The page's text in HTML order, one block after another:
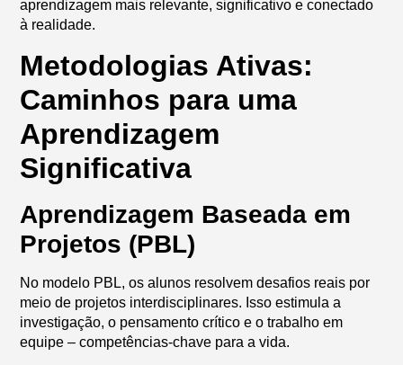
aprendizagem mais relevante, significativo e conectado
à realidade.
Metodologias Ativas:
Caminhos para uma
Aprendizagem
Significativa
Aprendizagem Baseada em
Projetos (PBL)
No modelo PBL, os alunos resolvem desafios reais por
meio de projetos interdisciplinares. Isso estimula a
investigação, o pensamento crítico e o trabalho em
equipe – competências-chave para a vida.